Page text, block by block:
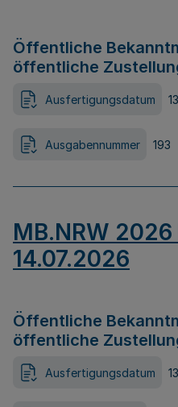
Öffentliche
öffentliche
Ausfertigungsdatum
Ausgabennummer 193
MB.NRW 2026
14.07.2026
Öffentliche
öffentliche
Ausfertigungsdatum